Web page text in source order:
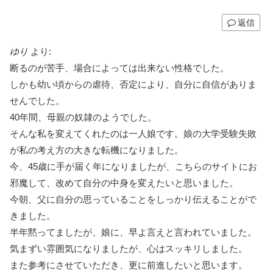
返信
ゆり より:
断るのが苦手、場合によっては出来ない性格でした。
しかも幼い頃からの虐待、否定により、自分に自信がありま
せんでした。
40年間、母親の奴隷のようでした。
そんな私を変えてくれたのは一人娘です。娘の大学受験失敗
が私の考え方の大きな転機になりました。
今、45歳に手が届く年になりましたが、こちらのサイトにお
邪魔して、改めて自分の中身を変えたいと思いました。
今朝、父に自分の思っていることをしっかり伝えることがで
きました。
半年黙ってましたが、娘に、早よ言えと言われていました。
気まずい雰囲気になりましたが、心はスッキリしました。
また参考にさせていただき、更に前進したいと思います。